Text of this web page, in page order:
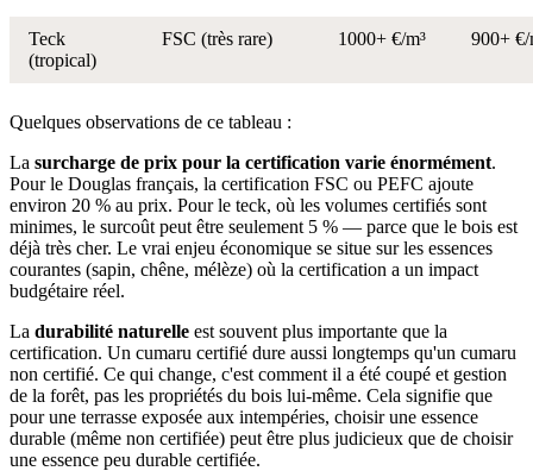
Teck
(tropical)
FSC (très rare) 1000+ €/m³ 900+ €/
Quelques observations de ce tableau :
La surcharge de prix pour la certification varie énormément.
Pour le Douglas français, la certification FSC ou PEFC ajoute
environ 20 % au prix. Pour le teck, où les volumes certifiés sont
minimes, le surcoût peut être seulement 5 % — parce que le bois est
déjà très cher. Le vrai enjeu économique se situe sur les essences
courantes (sapin, chêne, mélèze) où la certification a un impact
budgétaire réel.
La durabilité naturelle est souvent plus importante que la
certification. Un cumaru certifié dure aussi longtemps qu'un cumaru
non certifié. Ce qui change, c'est comment il a été coupé et gestion
de la forêt, pas les propriétés du bois lui-même. Cela signifie que
pour une terrasse exposée aux intempéries, choisir une essence
durable (même non certifiée) peut être plus judicieux que de choisir
une essence peu durable certifiée.